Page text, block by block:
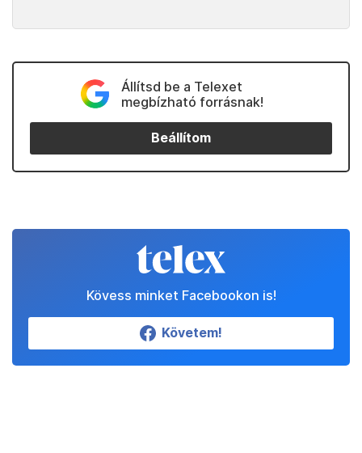
Állítsd be a Telexet
megbízható forrásnak!
Beállítom
Kövess minket Facebookon is!
Követem!